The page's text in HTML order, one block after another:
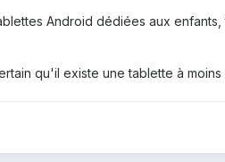
Android dédiées aux
qu'il existe une tablette à